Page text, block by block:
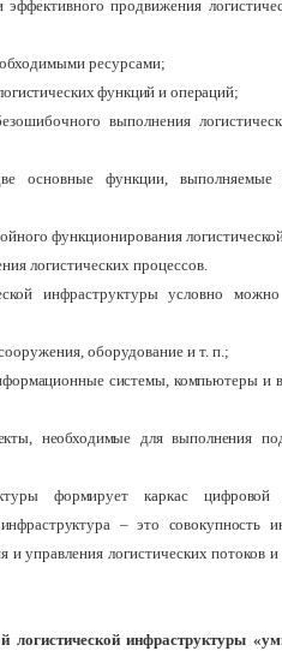
продвижения
ресурсами;
функций и операций;
выполнения
основные функции, выполняемые
функционирования
логистических процессов.
инфраструктуры условно
оборудование и т. п.;
системы, компьютеры и
необходимые для выполнения
формирует каркас цифровой
инфраструктура – это совокупность
управления логистических потоков
инфраструктуры